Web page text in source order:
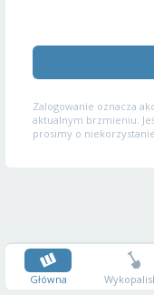
Zalogowanie oznacza
aktualnym brzmieniu.
prosimy o
Główna